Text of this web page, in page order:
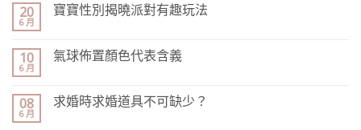
20
6 月
寶寶性別揭曉派對有趣玩法
10
6 月
氣球佈置顏色代表含義
08
6 月
求婚時求婚道具不可缺少？